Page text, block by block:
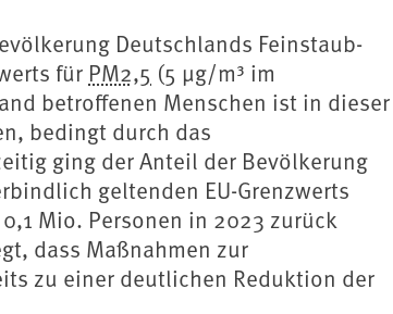
Deutschlands Feinstaub-
für PM2,5 (5 µg/m³ im
betroffenen Menschen ist in dieser
bedingt durch das
ging der Anteil der Bevölkerung
geltenden EU-Grenzwerts
Mio. Personen in 2023 zurück
dass Maßnahmen zur
zu einer deutlichen Reduktion der